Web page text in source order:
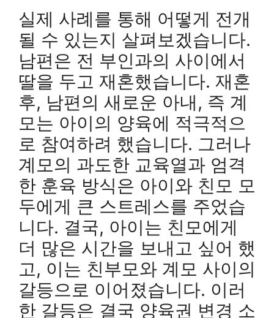
실제 사례를 통해 어떻게 전개
될 수 있는지 살펴보겠습니다.
남편은 전 부인과의 사이에서
딸을 두고 재혼했습니다. 재혼
후, 남편의 새로운 아내, 즉 계
모는 아이의 양육에 적극적으
로 참여하려 했습니다. 그러나
계모의 과도한 교육열과 엄격
한 훈육 방식은 아이와 친모 모
두에게 큰 스트레스를 주었습
니다. 결국, 아이는 친모에게
더 많은 시간을 보내고 싶어 했
고, 이는 친부모와 계모 사이의
갈등으로 이어졌습니다. 이러
한 갈등은 결국 양육권 변경 소